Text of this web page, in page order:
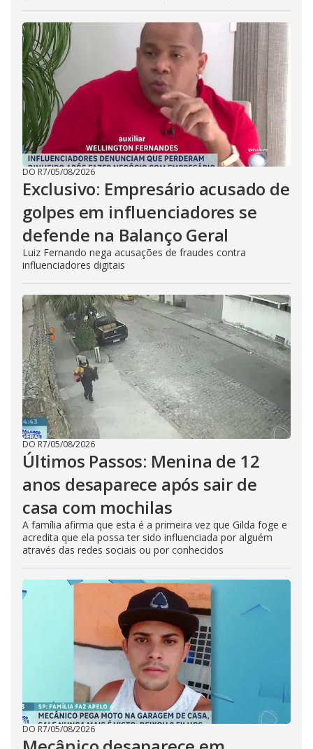
DO R7/05/08/2026
Exclusivo: Empresário acusado de
golpes em influenciadores se
defende na Balanço Geral
Luiz Fernando nega acusações de fraudes contra
influenciadores digitais
DO R7/05/08/2026
Últimos Passos: Menina de 12
anos desaparece após sair de
casa com mochilas
A família afirma que esta é a primeira vez que Gilda foge e
acredita que ela possa ter sido influenciada por alguém
através das redes sociais ou por conhecidos
DO R7/05/08/2026